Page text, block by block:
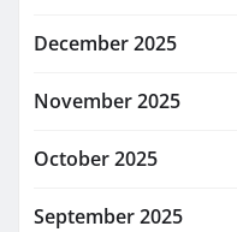
December 2025
November 2025
October 2025
September 2025